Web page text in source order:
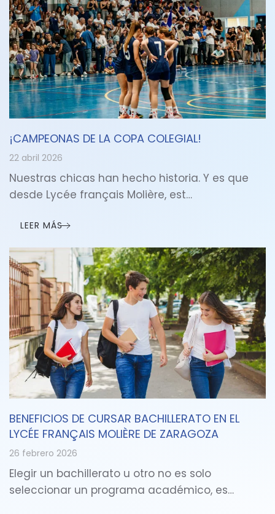
¡CAMPEONAS DE LA COPA COLEGIAL!
22 abril 2026
Nuestras chicas han hecho historia. Y es que
desde Lycée français Molière, est…
LEER MÁS
BENEFICIOS DE CURSAR BACHILLERATO EN EL
LYCÉE FRANÇAIS MOLIÈRE DE ZARAGOZA
26 febrero 2026
Elegir un bachillerato u otro no es solo
seleccionar un programa académico, es…